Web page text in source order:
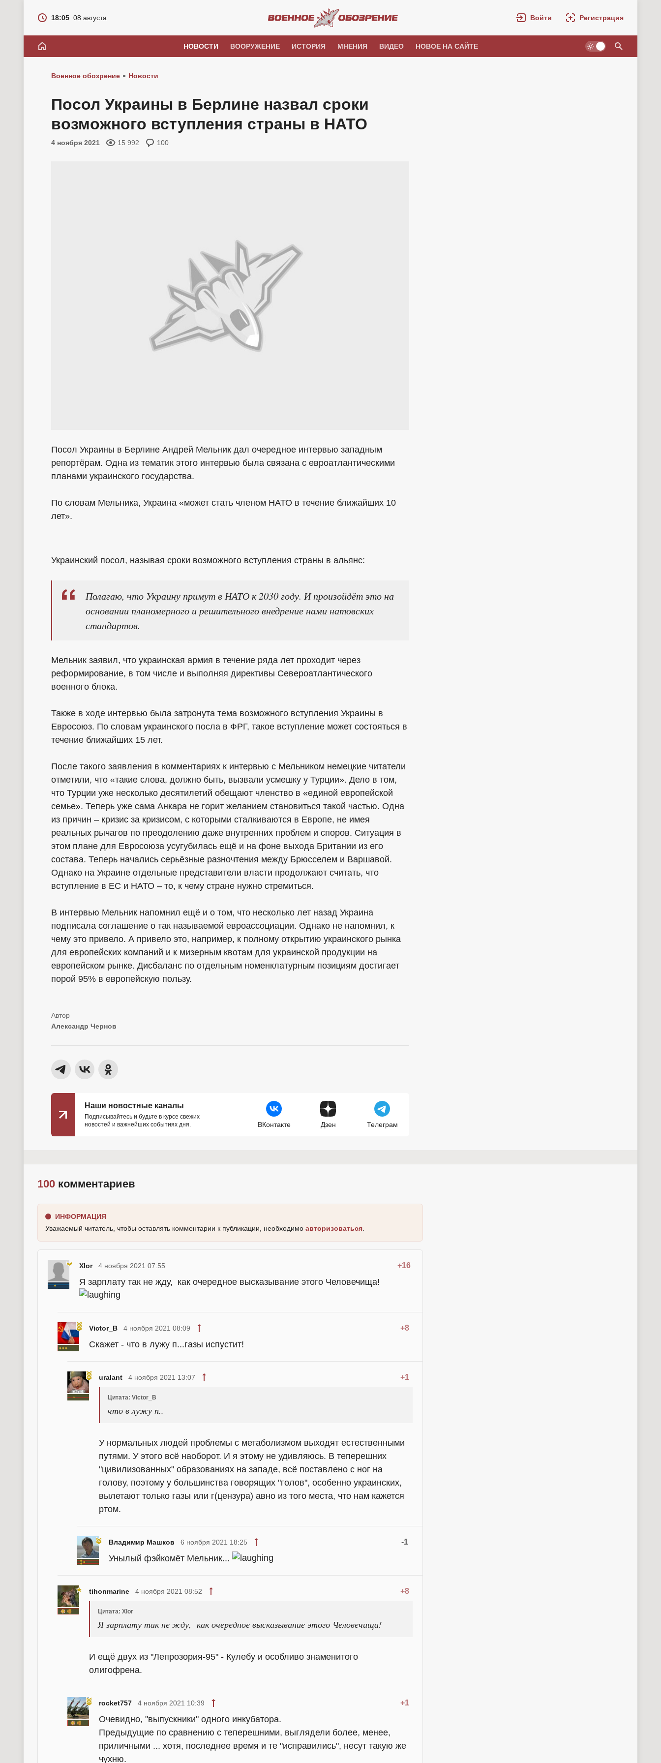
18:05 08 августа Войти Регистрация
НОВОСТИ ВООРУЖЕНИЕ ИСТОРИЯ МНЕНИЯ ВИДЕО НОВОЕ НА САЙТЕ
Военное обозрение Новости
Посол Украины в Берлине назвал сроки
возможного вступления страны в НАТО
4 ноября 2021 15 992 100
Посол Украины в Берлине Андрей Мельник дал очередное интервью западным
репортёрам. Одна из тематик этого интервью была связана с евроатлантическими
планами украинского государства.
По словам Мельника, Украина «может стать членом НАТО в течение ближайших 10
лет».
Украинский посол, называя сроки возможного вступления страны в альянс:
Полагаю, что Украину примут в НАТО к 2030 году. И произойдёт это на
основании планомерного и решительного внедрение нами натовских
стандартов.
Мельник заявил, что украинская армия в течение ряда лет проходит через
реформирование, в том числе и выполняя директивы Североатлантического
военного блока.
Также в ходе интервью была затронута тема возможного вступления Украины в
Евросоюз. По словам украинского посла в ФРГ, такое вступление может состояться в
течение ближайших 15 лет.
После такого заявления в комментариях к интервью с Мельником немецкие читатели
отметили, что «такие слова, должно быть, вызвали усмешку у Турции». Дело в том,
что Турции уже несколько десятилетий обещают членство в «единой европейской
семье». Теперь уже сама Анкара не горит желанием становиться такой частью. Одна
из причин – кризис за кризисом, с которыми сталкиваются в Европе, не имея
реальных рычагов по преодолению даже внутренних проблем и споров. Ситуация в
этом плане для Евросоюза усугубилась ещё и на фоне выхода Британии из его
состава. Теперь начались серьёзные разночтения между Брюсселем и Варшавой.
Однако на Украине отдельные представители власти продолжают считать, что
вступление в ЕС и НАТО – то, к чему стране нужно стремиться.
В интервью Мельник напомнил ещё и о том, что несколько лет назад Украина
подписала соглашение о так называемой евроассоциации. Однако не напомнил, к
чему это привело. А привело это, например, к полному открытию украинского рынка
для европейских компаний и к мизерным квотам для украинской продукции на
европейском рынке. Дисбаланс по отдельным номенклатурным позициям достигает
порой 95% в европейскую пользу.
Александр Чернов
Наши новостные каналы
Подписывайтесь и будьте в курсе свежих
новостей и важнейших событиях дня.
ВКонтакте Дзен Телеграм
100 комментариев
ИНФОРМАЦИЯ
Уважаемый читатель, чтобы оставлять комментарии к публикации, необходимо авторизоваться
Xlor +16
4 ноября 2021 07:55
Я зарплату так не жду, как очередное высказывание этого Человечища!
Victor_B +8
4 ноября 2021 08:09
Скажет - что в лужу п...газы испустит!
uralant +1
4 ноября 2021 13:07
Цитата: Victor_B
что в лужу п..
У нормальных людей проблемы с метаболизмом выходят естественными
путями. У этого всё наоборот. И я этому не удивляюсь. В теперешних
"цивилизованных" образованиях на западе, всё поставлено с ног на
голову, поэтому у большинства говорящих "голов", особенно украинских,
вылетают только газы или г(цензура) авно из того места, что нам кажется
ртом.
Владимир Машков -1
6 ноября 2021 18:25
Унылый фэйкомёт Мельник...
tihonmarine +8
4 ноября 2021 08:52
Цитата: Xlor
Я зарплату так не жду, как очередное высказывание этого Человечища!
И ещё двух из "Лепрозория-95" - Кулебу и особливо знаменитого
олигофрена.
rocket757 +1
4 ноября 2021 10:39
Очевидно, "выпускники" одного инкубатора.
Предыдущие по сравнению с теперешними, выглядели более, менее,
приличными ... хотя, последнее время и те "исправились", несут такую же
чухню.